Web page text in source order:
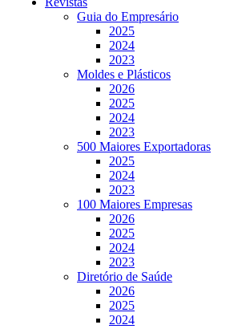
Guia do Empresário
2025
2024
2023
Moldes e Plásticos
2026
2025
2024
2023
500 Maiores Exportadoras
2025
2024
2023
100 Maiores Empresas
2026
2025
2024
2023
Diretório de Saúde
2026
2025
2024